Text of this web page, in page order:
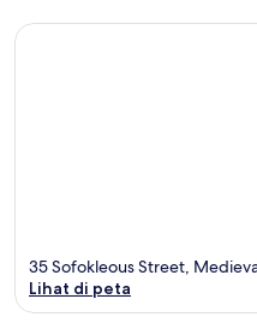
35 Sofokleous Street,
Lihat di peta